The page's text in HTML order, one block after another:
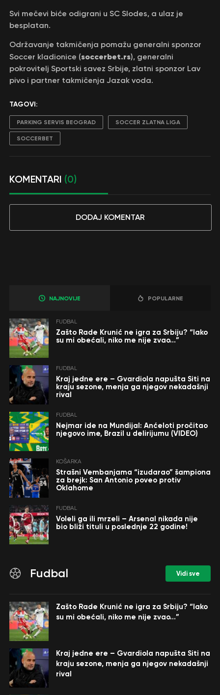
Svi mečevi biće odigrani u SC Slodes, a ulaz je
besplatan.
Održavanje takmičenja pomažu generalni sponzor
Soccer kladionice (soccerbet.rs), generalni
pokrovitelj Sportski savez Srbije, zlatni sponzor Lav
pivo i partner takmičenja Jazak voda.
TAGOVI:
PARKING SERVIS BEOGRAD SOCCER ZLATNA LIGA
SOCCERBET
KOMENTARI (0)
DODAJ KOMENTAR
NAJNOVIJE POPULARNE
FUDBAL
Zašto Rade Krunić ne igra za Srbiju? “Iako
su mi obećali, niko me nije zvao…”
FUDBAL
Kraj jedne ere – Gvardiola napušta Siti na
kraju sezone, menja ga njegov nekadašnji
rival
FUDBAL
Nejmar ide na Mundijal: Anćeloti pročitao
njegovo ime, Brazil u delirijumu (VIDEO)
KOŠARKA
Strašni Vembanjama “izudarao” šampiona
za brejk: San Antonio poveo protiv
Oklahome
FUDBAL
Voleli ga ili mrzeli – Arsenal nikada nije
bio bliži tituli u poslednje 22 godine!
Fudbal Vidi sve
Zašto Rade Krunić ne igra za Srbiju? “Iako
su mi obećali, niko me nije zvao…”
Kraj jedne ere – Gvardiola napušta Siti na
kraju sezone, menja ga njegov nekadašnji
rival